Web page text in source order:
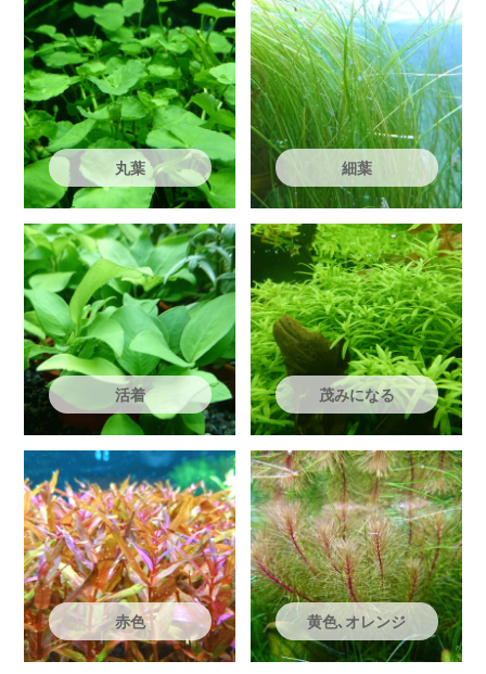
丸葉 細葉
活着 茂みになる
赤色 黄色､オレンジ